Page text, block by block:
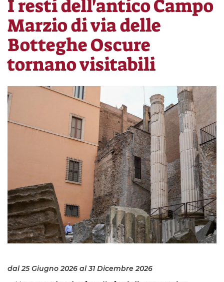
I resti dell'antico Campo
Marzio di via delle
Botteghe Oscure
tornano visitabili
dal 25 Giugno 2026 al 31 Dicembre 2026